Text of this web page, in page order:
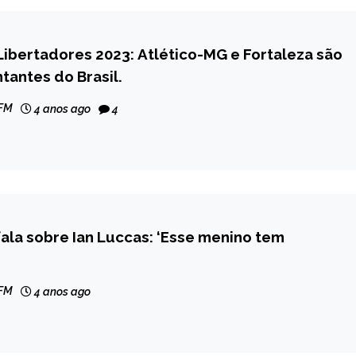
2023: Atlético-MG e Fortaleza são
do Brasil.
4 anos ago 4
sobre Ian Luccas: ‘Esse menino tem
4 anos ago